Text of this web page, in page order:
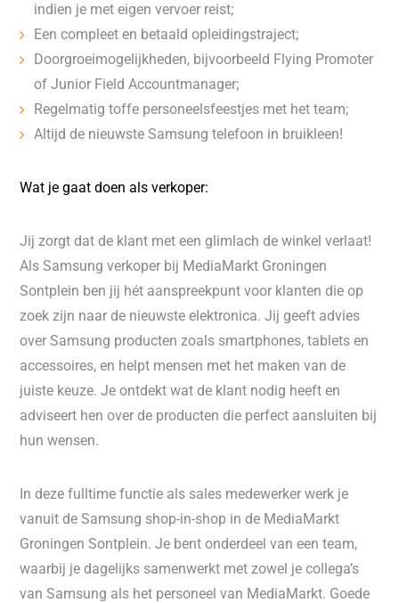
indien je met eigen vervoer reist;
Een compleet en betaald opleidingstraject;
Doorgroeimogelijkheden, bijvoorbeeld Flying Promoter
of Junior Field Accountmanager;
Regelmatig toffe personeelsfeestjes met het team;
Altijd de nieuwste Samsung telefoon in bruikleen!
Wat je gaat doen als verkoper:
Jij zorgt dat de klant met een glimlach de winkel verlaat!
Als Samsung verkoper bij MediaMarkt Groningen
Sontplein ben jij hét aanspreekpunt voor klanten die op
zoek zijn naar de nieuwste elektronica. Jij geeft advies
over Samsung producten zoals smartphones, tablets en
accessoires, en helpt mensen met het maken van de
juiste keuze. Je ontdekt wat de klant nodig heeft en
adviseert hen over de producten die perfect aansluiten bij
hun wensen.
In deze fulltime functie als sales medewerker werk je
vanuit de Samsung shop-in-shop in de MediaMarkt
Groningen Sontplein. Je bent onderdeel van een team,
waarbij je dagelijks samenwerkt met zowel je collega’s
van Samsung als het personeel van MediaMarkt. Goede